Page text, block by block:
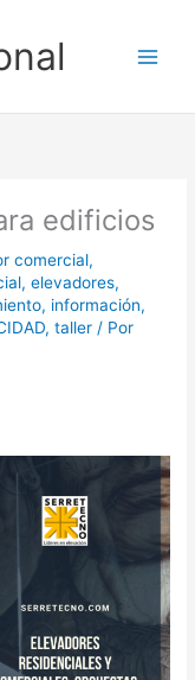
edificios
comercial,
,elevadores,
, información,
,taller / Por